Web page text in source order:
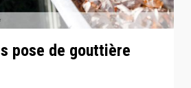
pose de gouttière